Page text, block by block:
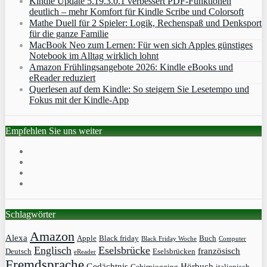
deutlich – mehr Komfort für Kindle Scribe und Colorsoft
Mathe Duell für 2 Spieler: Logik, Rechenspaß und Denksport
für die ganze Familie
MacBook Neo zum Lernen: Für wen sich Apples günstiges
Notebook im Alltag wirklich lohnt
Amazon Frühlingsangebote 2026: Kindle eBooks und
eReader reduziert
Querlesen auf dem Kindle: So steigern Sie Lesetempo und
Fokus mit der Kindle-App
Empfehlen Sie uns weiter
Schlagwörter
Alexa Amazon Apple Black friday Black Friday Woche Buch Computer
Deutsch Englisch eReader Eselsbrücke Eselsbrücken französisch